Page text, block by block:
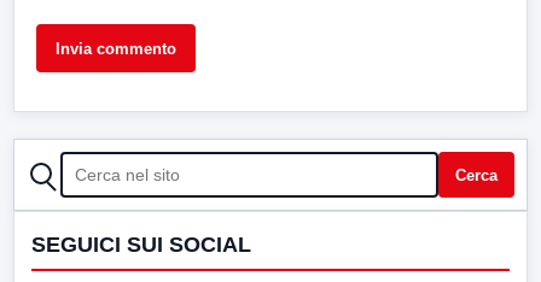
CERCA Cerca
SEGUICI SUI SOCIAL